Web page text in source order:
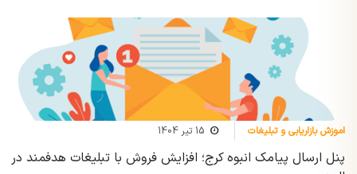
اموزش بازاریابی و تبلیغات 15 تیر 1404
پنل ارسال پیامک انبوه کرج؛ افزایش فروش با تبلیغات هدفمند در